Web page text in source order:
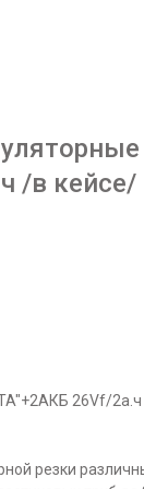
/в кейсе/
26Vf/
резки